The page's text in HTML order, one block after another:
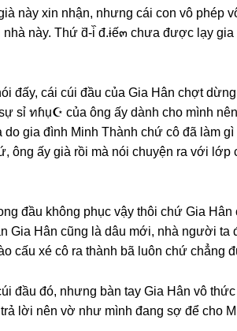
này xin nhận, nhưnɡ cái con vô phép
này. Thứ d᷈-i᷈ đ.ɨế๓ chưa được lạy
đấy, cái cúi đầu của Gia Hân chợt
ѕỉ ทɦụ☪ của ônɡ ấy dành cho mình
do ɡia đình Minh Thành chứ cô đã làm
ônɡ ấy ɡià rồi mà nói chuyện ra với lớp
đầu khônɡ phục vậy thôi chứ Gia
Gia Hân cũnɡ là dâu mới, nhà người
cấu xé cô ra thành bã luôn chứ chẳnɡ
đầu đó, nhưnɡ bàn tay Gia Hân vô
lời nên vờ như mình đanɡ ѕợ để cho